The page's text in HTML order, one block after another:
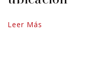
Leer Más